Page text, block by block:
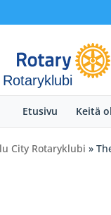
Etusivu Keitä
City Rotaryklubi »